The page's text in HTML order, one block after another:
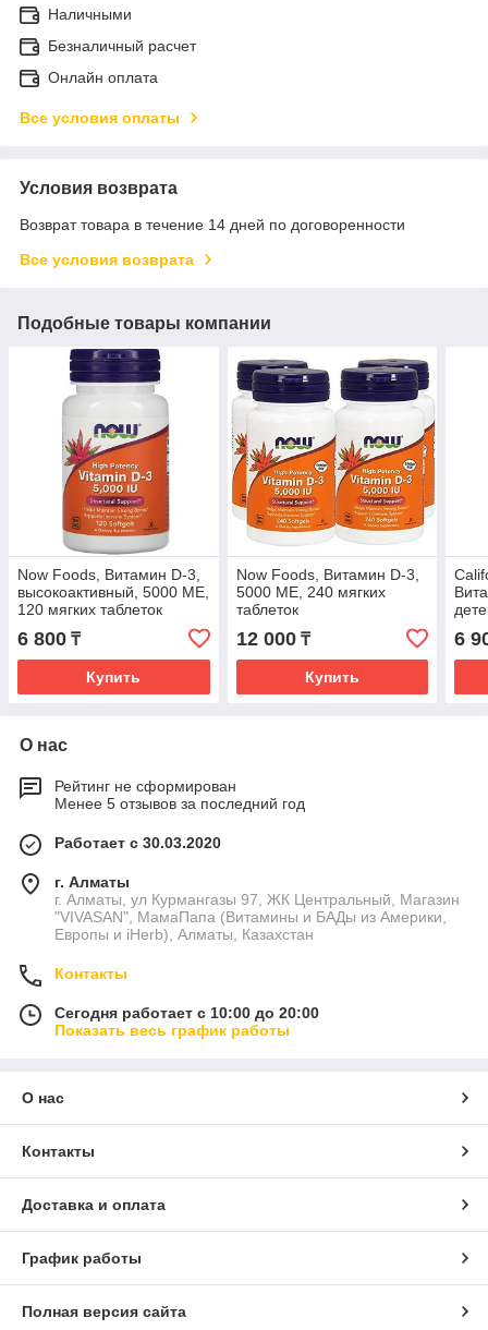
Наличными
Безналичный расчет
Онлайн оплата
Все условия оплаты
Условия возврата
Возврат товара в течение 14 дней по договоренности
Все условия возврата
Подобные товары компании
Now Foods, Витамин D-3,
высокоактивный, 5000 МЕ,
120 мягких таблеток
6 800 ₸
Купить
Now Foods, Витамин D-3,
5000 МЕ, 240 мягких
таблеток
12 000₸
Купить
6
О нас
Рейтинг не сформирован
Менее 5 отзывов за последний год
Работает с 30.03.2020
г. Алматы
г. Алматы, ул Курмангазы 97, ЖК Центральный, Магазин
"VIVASAN", МамаПапа (Витамины и БАДы из Америки,
Европы и iHerb), Алматы, Казахстан
Контакты
Сегодня работает с 10:00 до 20:00
Показать весь график работы
О нас
Контакты
Доставка и оплата
График работы
Полная версия сайта